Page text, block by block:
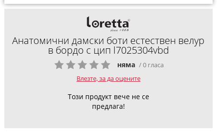
Анатомични дамски боти естествен велур
в бордо с цип l7025304vbd
няма / 0 гласа
Влезте, за да оцените
Този продукт вече не се
предлага!